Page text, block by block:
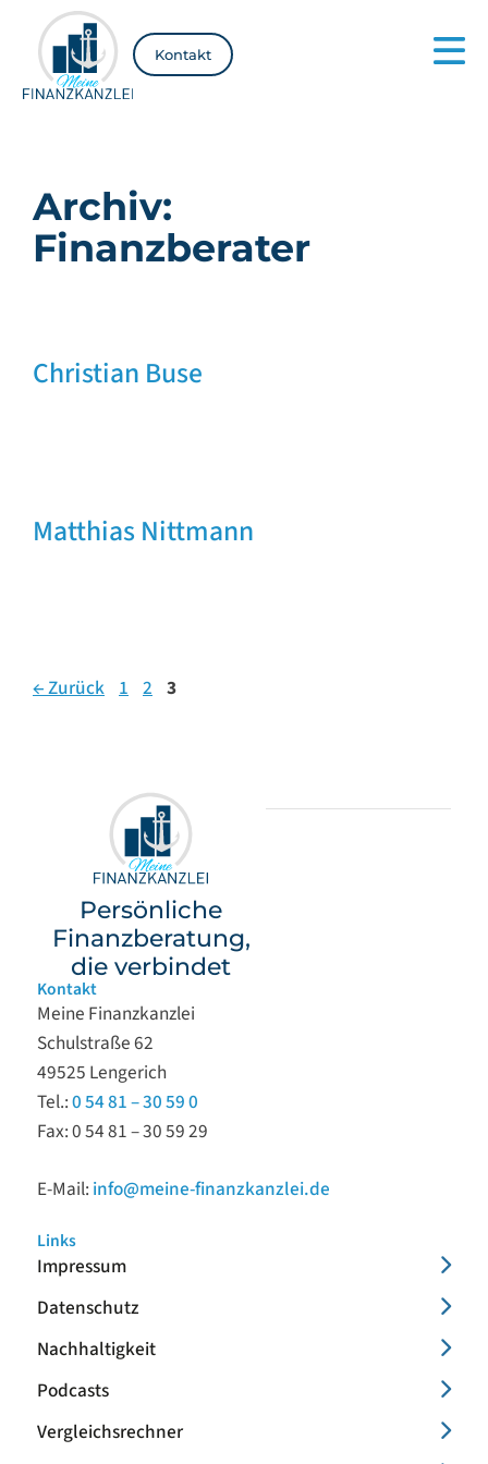
springen
Kontakt
Archiv:
Finanzberater
Christian Buse
Matthias Nittmann
←Zurück 1 2 3
Persönliche
Finanzberatung,
die verbindet
Kontakt
Meine Finanzkanzlei
Schulstraße 62
49525 Lengerich
Tel.:0 54 81 – 30 59 0
Fax: 0 54 81 – 30 59 29
E-Mail: info@meine-finanzkanzlei.de
Links
Impressum
Datenschutz
Nachhaltigkeit
Podcasts
Vergleichsrechner